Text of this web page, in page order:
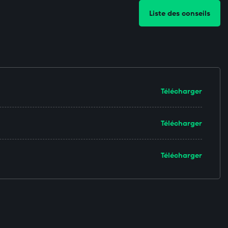
Liste des conseils
Télécharger
Télécharger
Télécharger